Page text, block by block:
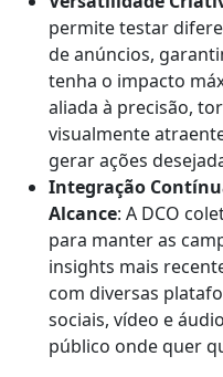
permite testar
de anúncios,
tenha o impacto
aliada à precisão,
visualmente
gerar ações
Integração
Alcance: A DCO
para manter as
insights mais
com diversas
sociais, vídeo e
público onde quer